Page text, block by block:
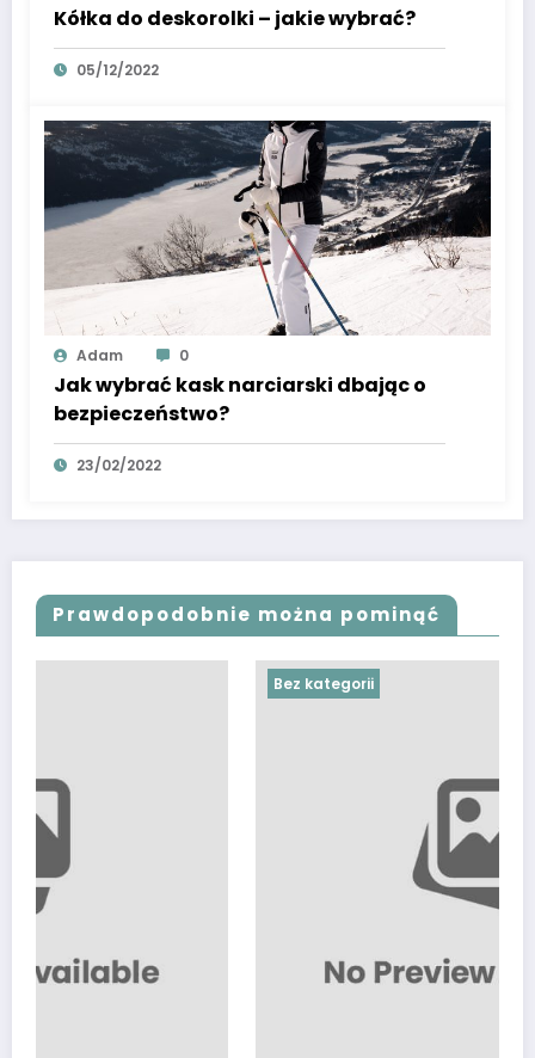
Kółka do deskorolki – jakie wybrać?
05/12/2022
Adam 0
Jak wybrać kask narciarski dbając o
bezpieczeństwo?
23/02/2022
Prawdopodobnie można pominąć